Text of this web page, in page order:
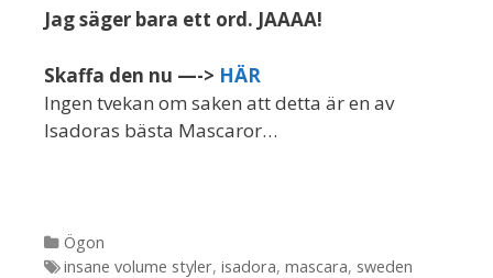
Jag säger bara ett ord. JAAAA!
Skaffa den nu —-> HÄR
Ingen tvekan om saken att detta är en av
Isadoras bästa Mascaror…
Kategorier
Ögon
Etiketter
insane volume styler, isadora, mascara, sweden